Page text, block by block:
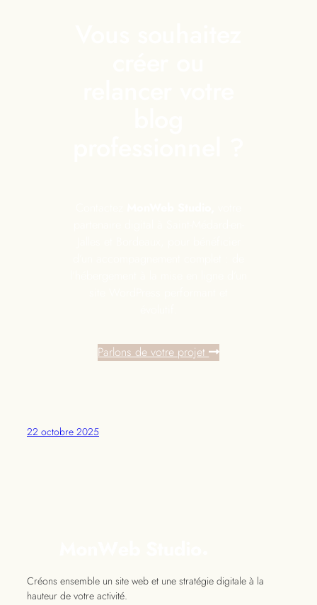
Parlons de votre projet
22 octobre 2025
Créons ensemble un site web et une stratégie digitale à la
hauteur de votre activité.